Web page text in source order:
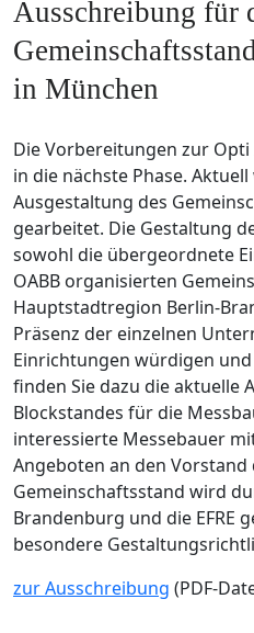
Ausschreibung für
in München
Die Vorbereitungen zur
in die nächste Phase.
Ausgestaltung des
gearbeitet. Die Gestaltung
sowohl die übergeordnete
OABB organisierten
Hauptstadtregion Berlin-
Präsenz der einzelnen
Einrichtungen würdigen
finden Sie dazu die aktuelle
Blockstandes für die
interessierte Messebauer
Angeboten an den Vorstand
Gemeinschaftsstand wird
Brandenburg und die EFRE
besondere
zur Ausschreibung (PDF-